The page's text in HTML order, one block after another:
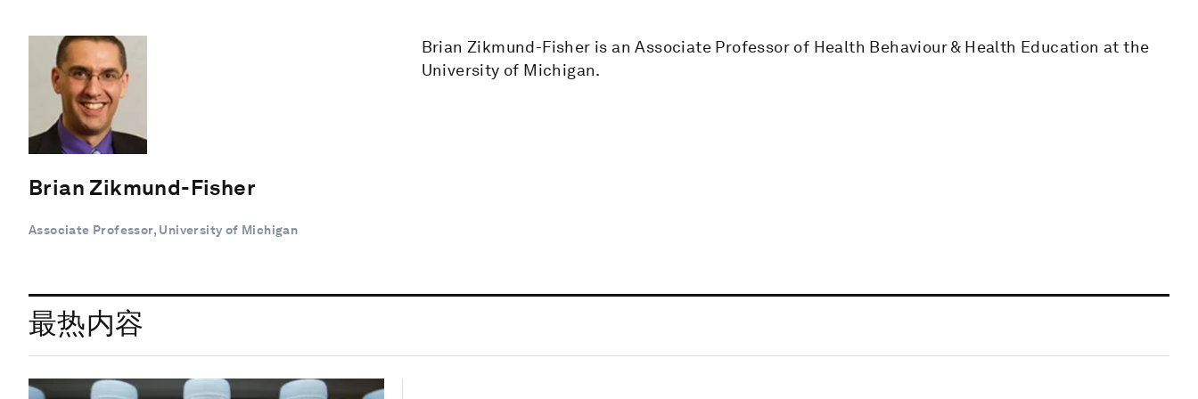
Brian Zikmund-Fisher
Associate Professor, University of Michigan
Brian Zikmund-Fisher is an Associate Professor of Health Behaviour & Health Education at the
University of Michigan.
最热内容